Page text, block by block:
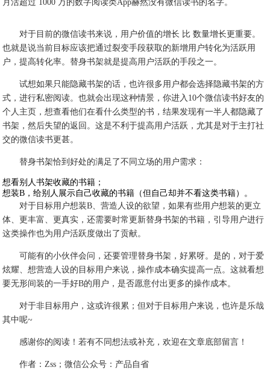
月活超过 1000 万的数字阅读类App赫然没有微信读书的名字。
对于目前的微信读书来说，用户价值的增长 比 数量增长更重要。
也就是说当前目标应该把通过裂变手段获取的新增用户转化为活跃用
户，提高转化率。替身书架就是提高用户活跃的手段之一。
试想如果只能隐藏书架的话，也许很多用户都会选择隐藏书架的方
式，进行私密阅读。也就会出现这种情景，你进入10个微信读书好友的
个人主页，想查看他们在看什么类型的书，结果发现有一半人都隐藏了
书架，然后失望的返回。这是不利于提高用户活跃，尤其是对于主打社
交的微信读书更甚。
替身书架恰到好处的满足了不同立场的用户需求：
想看别人书架收藏的书籍；
想装B，给别人展示自己收藏的书籍（但自己却并不看这类书籍）。
对于目标用户想装B、营造人设的欲望，如果有些用户想装的更立
体、更丰富、更真实，还需要时常更新替身书架的书籍，引导用户进行
这类操作也为用户活跃度做出了贡献。
可能有的小伙伴会问，还要管理替身书架，好累呀。是的，对于爱
炫耀、想营造人设的目标用户来说，操作成本确实提高一点。这就看想
要无形间装的一手好B的用户，是否愿意付出更多的操作成本。
对于非目标用户，这或许很累；但对于目标用户来说，也许是乐哉
其中呢~
感谢你的阅读！若有不同想法或补充，欢迎在文章底部留言！
作者：Zss；微信公众号：产品自省